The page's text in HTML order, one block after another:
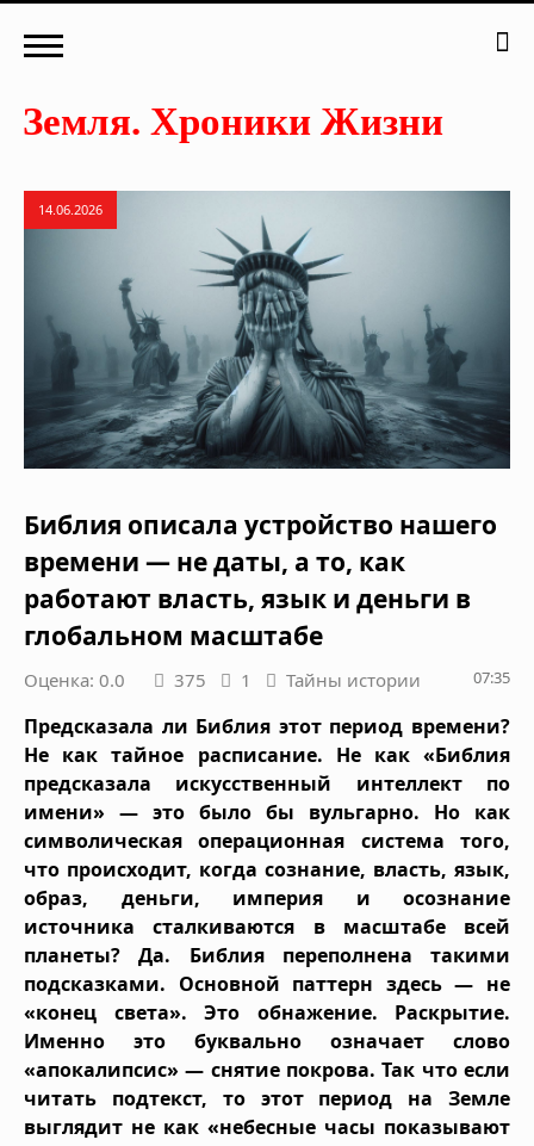
14.06.2026
Библия описала устройство нашего
времени — не даты, а то, как
работают власть, язык и деньги в
глобальном масштабе
Оценка: 0.0 375 1 Тайны истории 07:35
Предсказала ли Библия этот период времени?
Не как тайное расписание. Не как «Библия
предсказала искусственный интеллект по
имени» — это было бы вульгарно. Но как
символическая операционная система того,
что происходит, когда сознание, власть, язык,
образ, деньги, империя и осознание
источника сталкиваются в масштабе всей
планеты? Да. Библия переполнена такими
подсказками. Основной паттерн здесь — не
«конец света». Это обнажение. Раскрытие.
Именно это буквально означает слово
«апокалипсис» — снятие покрова. Так что если
читать подтекст, то этот период на Земле
выглядит не как «небесные часы показывают